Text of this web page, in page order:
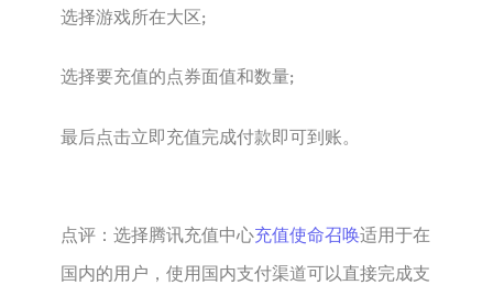
选择游戏所在大区;
选择要充值的点券面值和数量;
最后点击立即充值完成付款即可到账。
点评：选择腾讯充值中心充值使命召唤适用于在
国内的用户，使用国内支付渠道可以直接完成支